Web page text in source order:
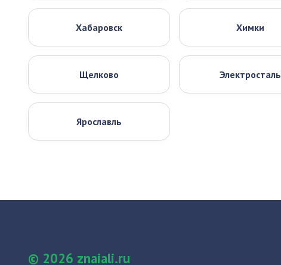
Хабаровск Химки
Щелково Электросталь
Ярославль
© 2026 znaiali.ru